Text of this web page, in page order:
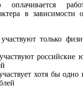
оплачивается
в зависимости
только
российские
хотя бы